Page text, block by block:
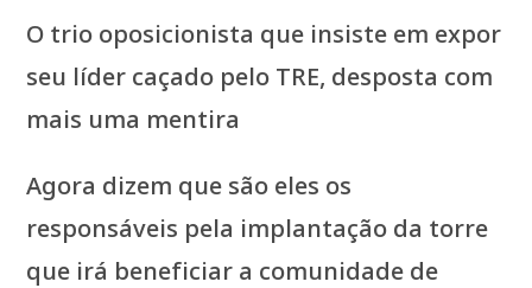
O trio oposicionista que insiste em expor
seu líder caçado pelo TRE, desposta com
mais uma mentira
Agora dizem que são eles os
responsáveis pela implantação da torre
que irá beneficiar a comunidade de